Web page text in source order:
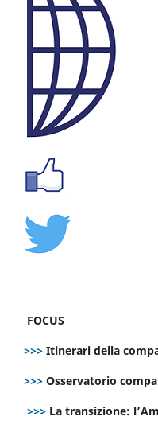
FOCUS
>>> Itinerari della
>>> Osservatorio
>>> La transizione: